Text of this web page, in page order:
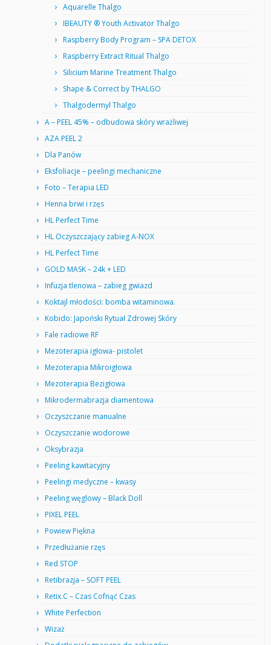
Aquarelle Thalgo
IBEAUTY ® Youth Activator Thalgo
Raspberry Body Program – SPA DETOX
Raspberry Extract Ritual Thalgo
Silicium Marine Treatment Thalgo
Shape & Correct by THALGO
Thalgodermyl Thalgo
A – PEEL 45% – odbudowa skóry wrażliwej
AZA PEEL 2
Dla Panów
Eksfoliacje – peelingi mechaniczne
Foto – Terapia LED
Henna brwi i rzęs
HL Perfect Time
HL Oczyszczający zabieg A-NOX
HL Perfect Time
GOLD MASK – 24k + LED
Infuzja tlenowa – zabieg gwiazd
Koktajl młodości: bomba witaminowa.
Kobido: Japoński Rytuał Zdrowej Skóry
Fale radiowe RF
Mezoterapia igłowa- pistolet
Mezoterapia Mikroigłowa
Mezoterapia Bezigłowa
Mikrodermabrazja diamentowa
Oczyszczanie manualne
Oczyszczanie wodorowe
Oksybrazja
Peeling kawitacyjny
Peelingi medyczne – kwasy
Peeling węglowy – Black Doll
PIXEL PEEL
Powiew Piękna
Przedłużanie rzęs
Red STOP
Retibrazja – SOFT PEEL
Retix.C – Czas Cofnąć Czas
White Perfection
Wizaż